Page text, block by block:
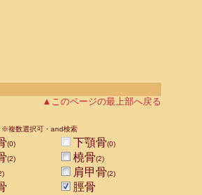
▲このページの最上部へ戻る
※複数選択可・and検索
(0) 下顎骨(0)
(2) 橈骨(2)
肩甲骨(2)
脛骨